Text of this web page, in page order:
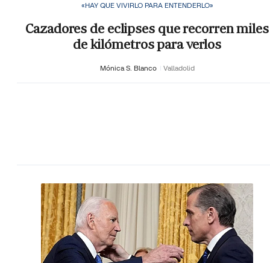
«HAY QUE VIVIRLO PARA ENTENDERLO»
Cazadores de eclipses que recorren miles
de kilómetros para verlos
Mónica S. Blanco Valladolid